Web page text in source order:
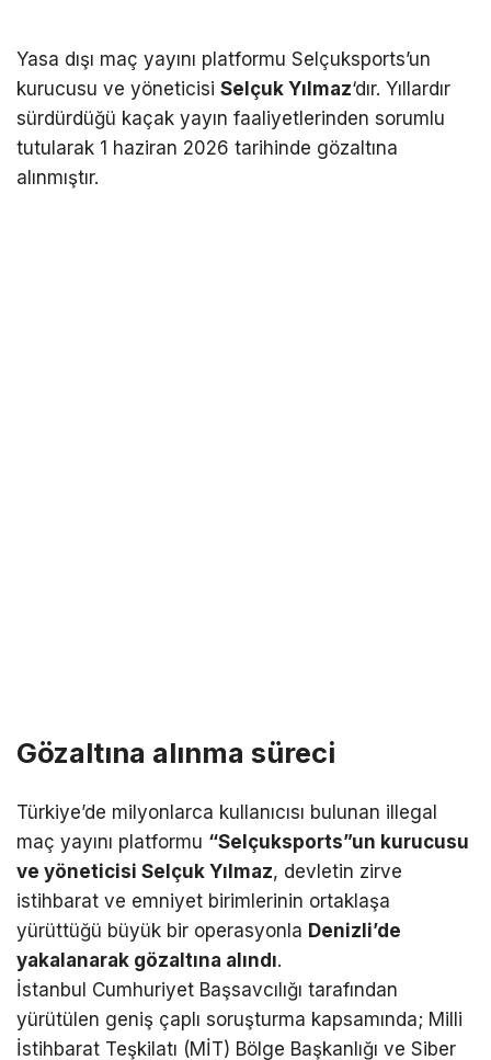
Yasa dışı maç yayını platformu Selçuksports’un
kurucusu ve yöneticisi Selçuk Yılmaz‘dır. Yıllardır
sürdürdüğü kaçak yayın faaliyetlerinden sorumlu
tutularak 1 haziran 2026 tarihinde gözaltına
alınmıştır.
Gözaltına alınma süreci
Türkiye’de milyonlarca kullanıcısı bulunan illegal
maç yayını platformu “Selçuksports”un kurucusu
ve yöneticisi Selçuk Yılmaz, devletin zirve
istihbarat ve emniyet birimlerinin ortaklaşa
yürüttüğü büyük bir operasyonla Denizli’de
yakalanarak gözaltına alındı.
İstanbul Cumhuriyet Başsavcılığı tarafından
yürütülen geniş çaplı soruşturma kapsamında; Milli
İstihbarat Teşkilatı (MİT) Bölge Başkanlığı ve Siber